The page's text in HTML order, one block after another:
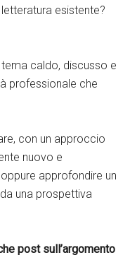
esistente?
tema caldo, discusso e
professionale che
con un approccio
nuovo e
approfondire un
una prospettiva
post sull’argomento